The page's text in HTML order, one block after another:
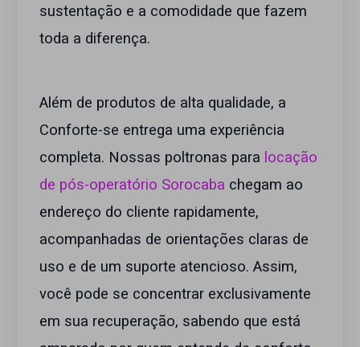
sustentação e a comodidade que fazem
toda a diferença.
Além de produtos de alta qualidade, a
Conforte-se entrega uma experiência
completa. Nossas poltronas para locação
de pós-operatório Sorocaba chegam ao
endereço do cliente rapidamente,
acompanhadas de orientações claras de
uso e de um suporte atencioso. Assim,
você pode se concentrar exclusivamente
em sua recuperação, sabendo que está